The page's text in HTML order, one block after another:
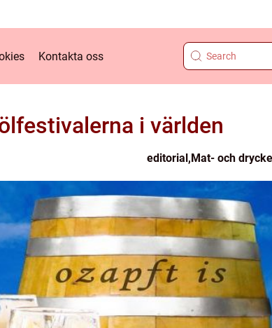
Kontakta oss
i världen
editorial,Mat- och